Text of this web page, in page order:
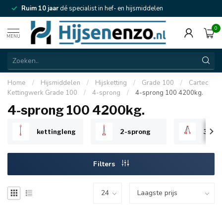
Ruim 10 jaardé specialist in hef- en hijsmiddelen
MENU
0
Home / Hijsmiddelen / Hijsketting / Grade 100 /
Cartec
Kettingwerk Grade 100
/ 4-sprong / 4-sprong 100 4200kg.
4-sprong 100 4200kg.
kettingleng 2-sprong 3-
Filters